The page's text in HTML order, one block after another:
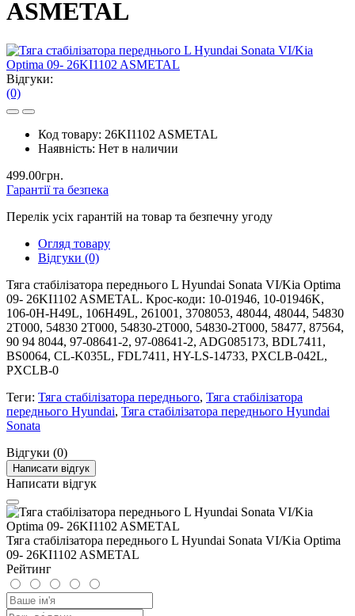
ASMETAL
Відгуки:
(0)
Код товару: 26KI1102 ASMETAL
Наявність: Нет в наличии
499.00грн.
Гарантії та безпека
Перелік усіх гарантій на товар та безпечну угоду
Огляд товару
Відгуки (0)
Тяга стабілізатора переднього L Hyundai Sonata VI/Kia Optima
09- 26KI1102 ASMETAL. Крос-коди: 10-01946, 10-01946K,
106-0H-H49L, 106H49L, 261001, 3708053, 48044, 48044, 54830
2T000, 54830 2T000, 54830-2T000, 54830-2T000, 58477, 87564,
90 94 8044, 97-08641-2, 97-08641-2, ADG085173, BDL7411,
BS0064, CL-K035L, FDL7411, HY-LS-14733, PXCLB-042L,
PXCLB-0
Теги: Тяга стабілізатора переднього, Тяга стабілізатора
переднього Hyundai, Тяга стабілізатора переднього Hyundai
Sonata
Відгуки (0)
Написати відгук
Написати відгук
Тяга стабілізатора переднього L Hyundai Sonata VI/Kia Optima
09- 26KI1102 ASMETAL
Рейтинг